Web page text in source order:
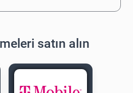
satın alın